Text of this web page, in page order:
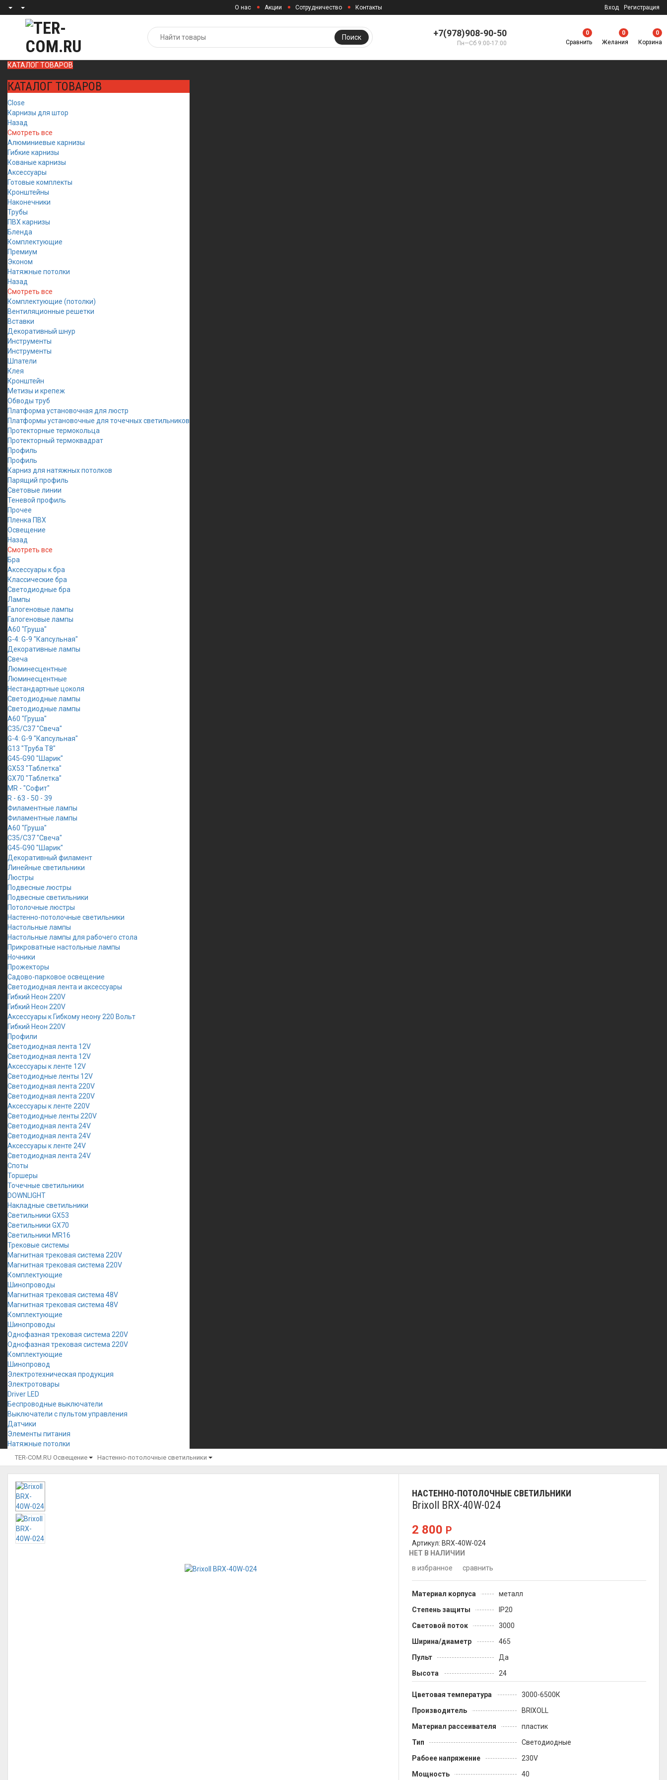
О нас Акции Сотрудничество Контакты Вход Регистрация
+7(978)908-90-50
Пн—Сб 9:00-17:00
Поиск
0
Сравнить
0
Желания
0
Корзина
КАТАЛОГ ТОВАРОВ
КАТАЛОГ ТОВАРОВ
Close
Карнизы для штор
Назад
Смотреть все
Алюминиевые карнизы
Гибкие карнизы
Кованые карнизы
Аксессуары
Готовые комплекты
Кронштейны
Наконечники
Трубы
ПВХ карнизы
Бленда
Комплектующие
Премиум
Эконом
Натяжные потолки
Назад
Смотреть все
Комплектующие (потолки)
Вентиляционные решетки
Вставки
Декоративный шнур
Инструменты
Инструменты
Шпатели
Клея
Кронштейн
Метизы и крепеж
Обводы труб
Платформа установочная для люстр
Платформы установочные для точечных светильников
Протекторные термокольца
Протекторный термоквадрат
Профиль
Профиль
Карниз для натяжных потолков
Парящий профиль
Световые линии
Теневой профиль
Прочее
Пленка ПВХ
Освещение
Назад
Смотреть все
Бра
Аксессуары к бра
Классические бра
Светодиодные бра
Лампы
Галогеновые лампы
Галогеновые лампы
A60 "Груша"
G-4: G-9 "Капсульная"
Декоративные лампы
Свеча
Люминесцентные
Люминесцентные
Нестандартные цоколя
Светодиодные лампы
Светодиодные лампы
A60 "Груша"
C35/C37 "Свеча"
G-4: G-9 "Капсульная"
G13 "Труба Т8"
G45-G90 "Шарик"
GX53 "Таблетка"
GX70 "Таблетка"
MR - "Софит"
R - 63 - 50 - 39
Филаментные лампы
Филаментные лампы
A60 "Груша"
C35/C37 "Свеча"
G45-G90 "Шарик"
Декоративный филамент
Линейные светильники
Люстры
Подвесные люстры
Подвесные светильники
Потолочные люстры
Настенно-потолочные светильники
Настольные лампы
Настольные лампы для рабочего стола
Прикроватные настольные лампы
Ночники
Прожекторы
Садово-парковое освещение
Светодиодная лента и аксессуары
Гибкий Неон 220V
Гибкий Неон 220V
Аксессуары к Гибкому неону 220 Вольт
Гибкий Неон 220V
Профили
Светодиодная лента 12V
Светодиодная лента 12V
Аксессуары к ленте 12V
Светодиодные ленты 12V
Светодиодная лента 220V
Светодиодная лента 220V
Аксессуары к ленте 220V
Светодиодные ленты 220V
Светодиодная лента 24V
Светодиодная лента 24V
Аксессуары к ленте 24V
Светодиодная лента 24V
Споты
Торшеры
Точечные светильники
DOWNLIGHT
Накладные светильники
Светильники GX53
Светильники GX70
Светильники MR16
Трековые системы
Магнитная трековая система 220V
Магнитная трековая система 220V
Комплектующие
Шинопроводы
Магнитная трековая система 48V
Магнитная трековая система 48V
Комплектующие
Шинопроводы
Однофазная трековая система 220V
Однофазная трековая система 220V
Комплектующие
Шинопровод
Электротехническая продукция
Электротовары
Driver LED
Беспроводные выключатели
Выключатели с пультом управления
Датчики
Элементы питания
Натяжные потолки
TER-COM.RU Освещение Настенно-потолочные светильники
НАСТЕННО-ПОТОЛОЧНЫЕ СВЕТИЛЬНИКИ
Brixoll BRX-40W-024
2 800 Р
Артикул: BRX-40W-024
НЕТ В НАЛИЧИИ
в избранное
сравнить
Материал корпуса
металл
Степень защиты
IP20
Световой поток
3000
Ширина/диаметр
465
Пульт
Да
Высота
24
Цветовая температура
3000-6500К
Производитель
BRIXOLL
Материал рассеивателя
пластик
Тип
Светодиодные
Рабоее напряжение
230V
Мощность
40